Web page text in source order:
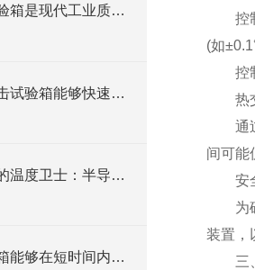
高低温冲击试验箱是现代工业质量管控中的重要工具
半导体冷热冲击试验箱能够快速且准确地在高温和低温环境之间进行切换
守护芯片品质的温度卫士：半导体冷热冲击试验箱
冷热冲击试验箱能够在短时间内实现温度的快速变化
控制
(如
控制
热交
通过
间可能
安全
为确
装置，
三、